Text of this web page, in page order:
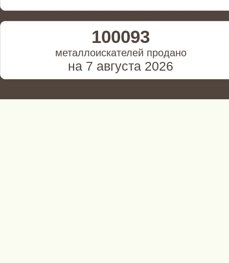
100093
металлоискателей продано
на 7 августа 2026